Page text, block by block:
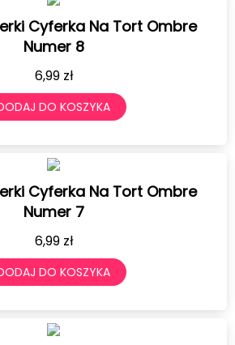
Cyferka Na Tort Ombre
Numer 8
6,99 zł
DO KOSZYKA
Cyferka Na Tort Ombre
Numer 7
6,99 zł
DO KOSZYKA